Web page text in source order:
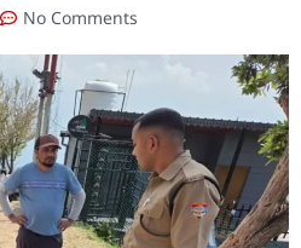
No Comments